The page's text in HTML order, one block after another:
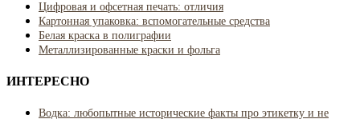
Цифровая и офсетная печать: отличия
Картонная упаковка: вспомогательные средства
Белая краска в полиграфии
Металлизированные краски и фольга
ИНТЕРЕСНО
Водка: любопытные исторические факты про этикетку и не